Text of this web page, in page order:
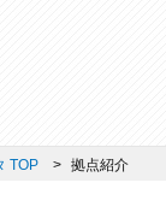
TOP 拠点紹介